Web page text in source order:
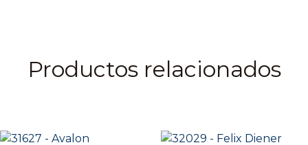
Productos relacionados